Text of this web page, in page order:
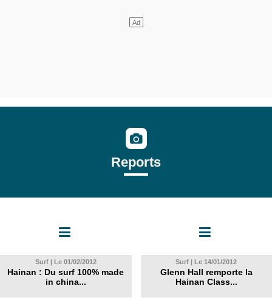
Reports
Surf | Le 01/02/2012
Hainan : Du surf 100% made
in china...
Surf | Le 14/01/2012
Glenn Hall remporte la
Hainan Class...